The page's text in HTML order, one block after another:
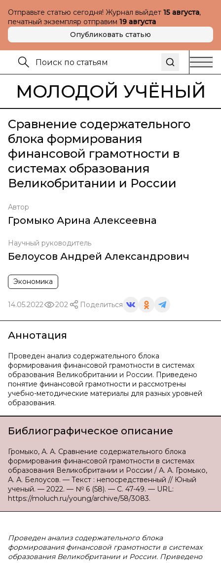
Отправьте статью сегодня! Журнал выйдет 15 августа,
печатный экземпляр отправим 19 августа
Опубликовать статью
МОЛОДОЙ УЧЁНЫЙ
Сравнение содержательного
блока формирования
финансовой грамотности в
системах образования
Великобритании и России
Автор
Громыко Арина Алексеевна
Научный руководитель
Белоусов Андрей Александрович
Экономика
14.05.2022 202 Поделиться
Аннотация
Проведен анализ содержательного блока
формирования финансовой грамотности в системах
образования Великобритании и России. Приведено
понятие финансовой грамотности и рассмотрены
учебно-методические материалы для разных уровней
образования.
Библиографическое описание
Громыко, А. А. Сравнение содержательного блока
формирования финансовой грамотности в системах
образования Великобритании и России / А. А. Громыко,
А. А. Белоусов. — Текст : непосредственный // Юный
ученый. — 2022. — № 6 (58). — С. 47-49. — URL:
https://moluch.ru/young/archive/58/3083.
Проведен анализ содержательного блока
формирования финансовой грамотности в системах
образования Великобритании и России. Приведено